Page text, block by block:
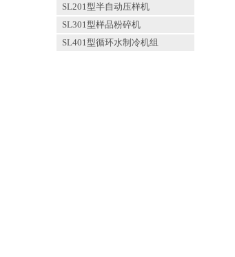
SL201型半自动压样机
SL301型样品粉碎机
SL401型循环水制冷机组